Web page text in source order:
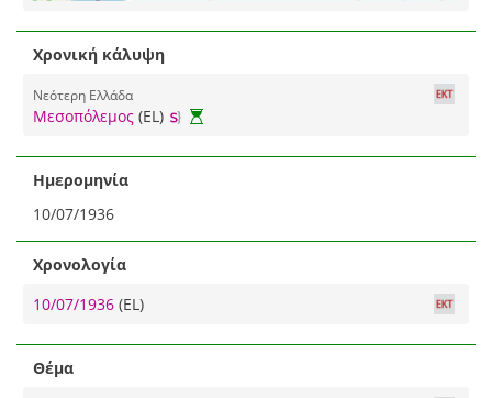
Χρονική κάλυψη
Νεότερη Ελλάδα
Μεσοπόλεμος (EL)
Ημερομηνία
10/07/1936
Χρονολογία
10/07/1936 (EL)
Θέμα